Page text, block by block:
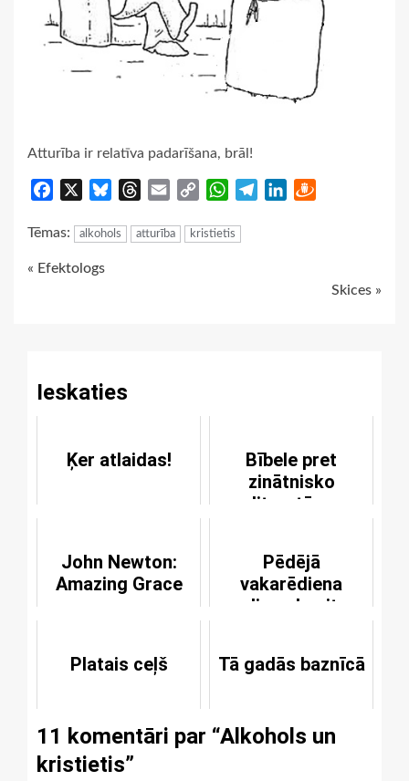
Atturība ir relatīva padarīšana, brāl!
Facebook BlueskyThreads
Email
Copy
WhatsApp
TelegramLinkedIn
Tēmas: alkohols atturība kristietis
Continue
« Efektologs
Skices »
Ieskaties
Ķer atlaidas!
Bībele pret
zinātnisko
literatūru
John Newton:
Amazing Grace
Pēdējā
vakarēdiena
divpadsmit
Platais ceļš
Tā gadās baznīcā
11 komentāri par “Alkohols un
kristietis”